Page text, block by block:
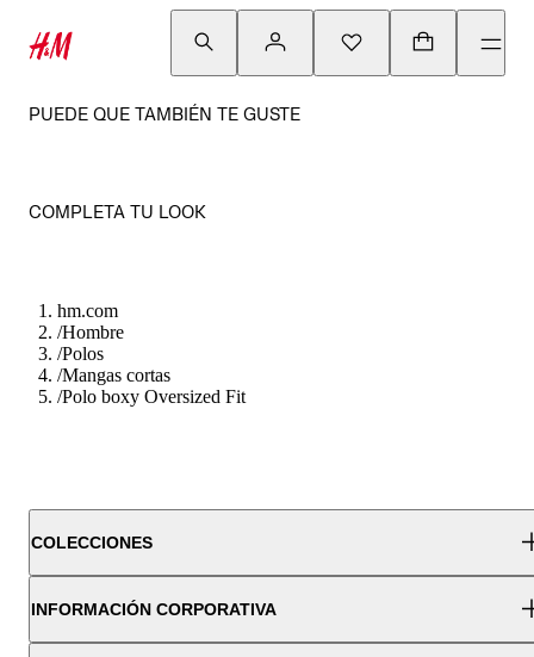
PUEDE QUE TAMBIÉN TE GUSTE
COMPLETA TU LOOK
hm.com
/Hombre
/Polos
/Mangas cortas
/Polo boxy Oversized Fit
COLECCIONES
INFORMACIÓN CORPORATIVA